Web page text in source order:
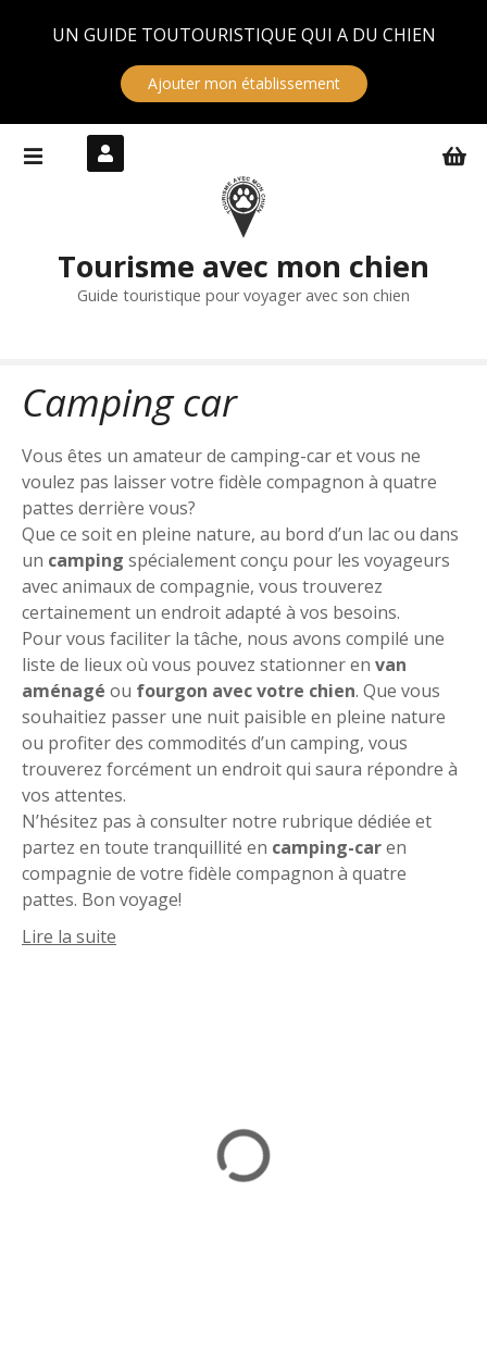
UN GUIDE TOUTOURISTIQUE QUI A DU CHIEN
Ajouter mon établissement
Tourisme avec mon chien
Guide touristique pour voyager avec son chien
Camping car
Vous êtes un amateur de camping-car et vous ne
voulez pas laisser votre fidèle compagnon à quatre
pattes derrière vous?
Pas de soucis, il existe de nombreux endroits où vous
pouvez stationner en compagnie de votre chien.
Que ce soit en pleine nature, au bord d’un lac ou dans
un camping spécialement conçu pour les voyageurs
avec animaux de compagnie, vous trouverez
certainement un endroit adapté à vos besoins.
Pour vous faciliter la tâche, nous avons compilé une
liste de lieux où vous pouvez stationner en van
aménagé ou fourgon avec votre chien. Que vous
souhaitiez passer une nuit paisible en pleine nature
ou profiter des commodités d’un camping, vous
trouverez forcément un endroit qui saura répondre à
vos attentes.
N’hésitez pas à consulter notre rubrique dédiée et
partez en toute tranquillité en camping-caren
compagnie de votre fidèle compagnon à quatre
pattes. Bon voyage!
Lire la suite